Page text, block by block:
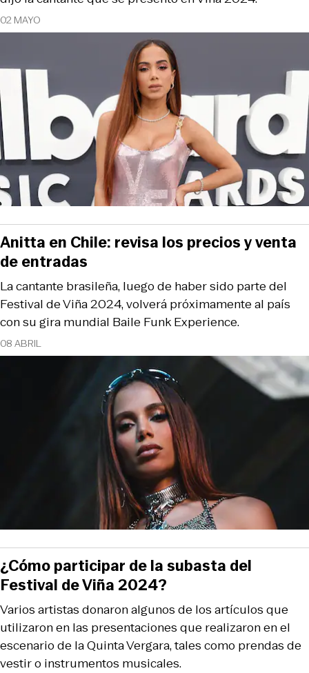
02 MAYO
08 ABRIL
La cantante brasileña, luego de haber sido parte del
Festival de Viña 2024, volverá próximamente al país
con su gira mundial Baile Funk Experience.
Anitta en Chile: revisa los precios y venta
de entradas
Varios artistas donaron algunos de los artículos que
utilizaron en las presentaciones que realizaron en el
escenario de la Quinta Vergara, tales como prendas de
vestir o instrumentos musicales.
¿Cómo participar de la subasta del
Festival de Viña 2024?